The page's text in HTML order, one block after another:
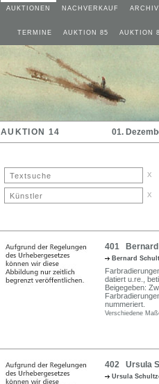
AUKTIONEN NACHVERKAUF ARCHIV
TERMINE AUKTION 85 AUKTION
AUKTION 14 01.
x
x
401 Bernard
Bernard
datiert u.re.,
Beigegeben:
nummeriert.
Verschiedene
402 Ursula
Ursula